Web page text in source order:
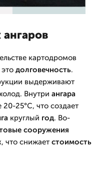
картодромов
долговечность.
выдерживают
Внутри ангара
25°C, что создает
круглый год. Во-
сооружения
что снижает стоимость